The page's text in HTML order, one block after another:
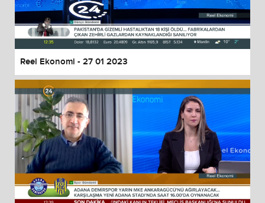
Reel Ekonomi - 27 01 2023